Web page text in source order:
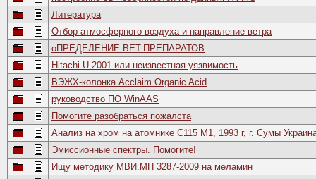
Литература
Отбор атмосферного воздуха и направление ветра
оПРЕДЕЛЕНИЕ ВЕТ.ПРЕПАРАТОВ
Hitachi U-2001 или неизвестная уязвимость
ВЭЖХ-колонка Acclaim Organic Acid
руководство ПО WinAAS
Помогите разобраться пожалста
Анализ на хром на атомнике С115 М1, 1993 г, г. Сумы
Эмиссионные спектры. Помогите!
Ищу методику МВИ.МН 3287-2009 на меламин